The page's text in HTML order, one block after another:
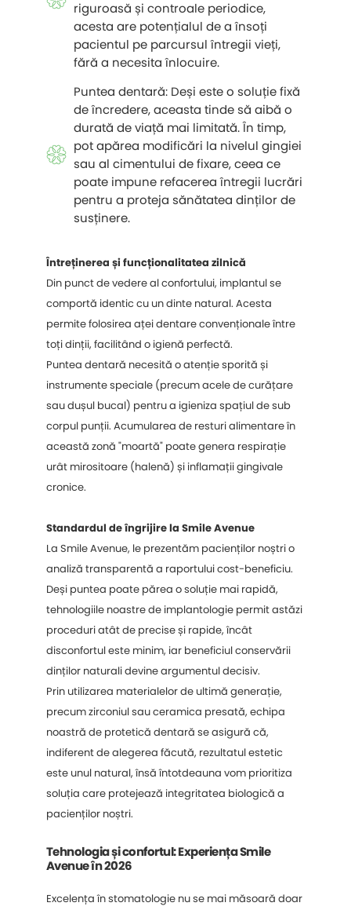
riguroasă și controale periodice,
acesta are potențialul de a însoți
pacientul pe parcursul întregii vieți,
fără a necesita înlocuire.
Puntea dentară: Deși este o soluție fixă
de încredere, aceasta tinde să aibă o
durată de viață mai limitată. În timp,
pot apărea modificări la nivelul gingiei
sau al cimentului de fixare, ceea ce
poate impune refacerea întregii lucrări
pentru a proteja sănătatea dinților de
susținere.
Întreținerea și funcționalitatea zilnică
Din punct de vedere al confortului, implantul se
comportă identic cu un dinte natural. Acesta
permite folosirea aței dentare convenționale între
toți dinții, facilitând o igienă perfectă.
Puntea dentară necesită o atenție sporită și
instrumente speciale (precum acele de curățare
sau dușul bucal) pentru a igieniza spațiul de sub
corpul punții. Acumularea de resturi alimentare în
această zonă "moartă" poate genera respirație
urât mirositoare (halenă) și inflamații gingivale
cronice.
Standardul de îngrijire la Smile Avenue
La Smile Avenue, le prezentăm pacienților noștri o
analiză transparentă a raportului cost-beneficiu.
Deși puntea poate părea o soluție mai rapidă,
tehnologiile noastre de implantologie permit astăzi
proceduri atât de precise și rapide, încât
disconfortul este minim, iar beneficiul conservării
dinților naturali devine argumentul decisiv.
Prin utilizarea materialelor de ultimă generație,
precum zirconiul sau ceramica presată, echipa
noastră de protetică dentară se asigură că,
indiferent de alegerea făcută, rezultatul estetic
este unul natural, însă întotdeauna vom prioritiza
soluția care protejează integritatea biologică a
pacienților noștri.
Tehnologia și confortul: Experiența Smile
Avenue în 2026
Excelența în stomatologie nu se mai măsoară doar